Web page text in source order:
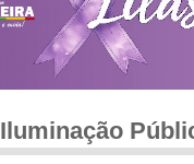
Iluminação